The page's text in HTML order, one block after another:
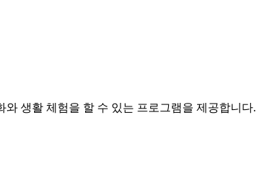
생활 체험을 할 수 있는 프로그램을 제공합니다.